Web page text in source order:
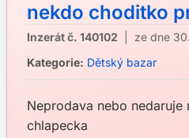
nekdo choditko
Inzerát č. 140102 | ze dne
Kategorie: Dětský bazar
Neprodava nebo
chlapecka